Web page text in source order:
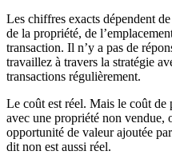
Les chiffres exacts dépendent
de la propriété, de
transaction. Il n’y a pas de
travaillez à travers la stratégie
transactions régulièrement.
Le coût est réel. Mais le coût de
avec une propriété non vendue,
opportunité de valeur ajoutée
dit non est aussi réel.